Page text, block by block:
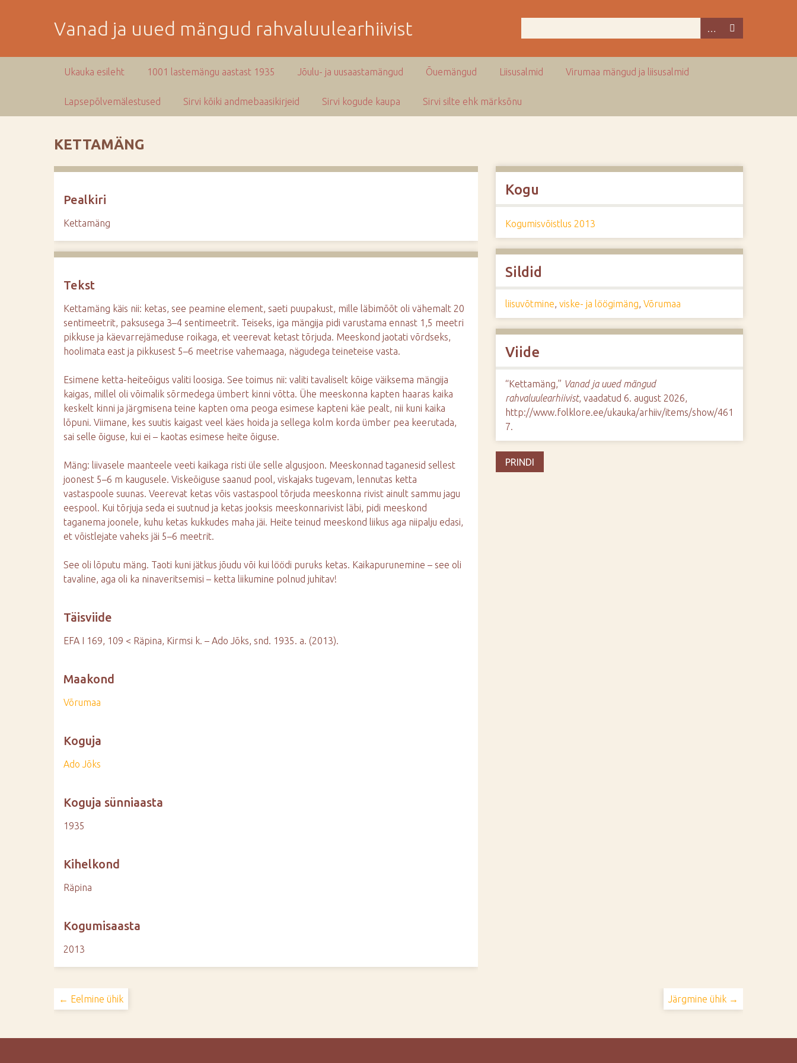
Vanad ja uued mängud rahvaluulearhiivist
Ukauka esileht 1001 lastemängu aastast 1935 Jõulu- ja uusaastamängud Õuemängud Liisusalmid Virumaa mängud ja liisusalmid
Lapsepõlvemälestused Sirvi kõiki andmebaasikirjeid Sirvi kogude kaupa Sirvi silte ehk märksõnu
KETTAMÄNG
Pealkiri
Kettamäng
Tekst
Kettamäng käis nii: ketas, see peamine element, saeti puupakust, mille läbimõõt oli vähemalt 20
sentimeetrit, paksusega 3–4 sentimeetrit. Teiseks, iga mängija pidi varustama ennast 1,5 meetri
pikkuse ja käevarrejämeduse roikaga, et veerevat ketast tõrjuda. Meeskond jaotati võrdseks,
hoolimata east ja pikkusest 5–6 meetrise vahemaaga, nägudega teineteise vasta.
Esimene ketta-heiteõigus valiti loosiga. See toimus nii: valiti tavaliselt kõige väiksema mängija
kaigas, millel oli võimalik sõrmedega ümbert kinni võtta. Ühe meeskonna kapten haaras kaika
keskelt kinni ja järgmisena teine kapten oma peoga esimese kapteni käe pealt, nii kuni kaika
lõpuni. Viimane, kes suutis kaigast veel käes hoida ja sellega kolm korda ümber pea keerutada,
sai selle õiguse, kui ei – kaotas esimese heite õiguse.
Mäng: liivasele maanteele veeti kaikaga risti üle selle algusjoon. Meeskonnad taganesid sellest
joonest 5–6 m kaugusele. Viskeõiguse saanud pool, viskajaks tugevam, lennutas ketta
vastaspoole suunas. Veerevat ketas võis vastaspool tõrjuda meeskonna rivist ainult sammu jagu
eespool. Kui tõrjuja seda ei suutnud ja ketas jooksis meeskonnarivist läbi, pidi meeskond
taganema joonele, kuhu ketas kukkudes maha jäi. Heite teinud meeskond liikus aga niipalju edasi,
et võistlejate vaheks jäi 5–6 meetrit.
See oli lõputu mäng. Taoti kuni jätkus jõudu või kui löödi puruks ketas. Kaikapurunemine – see oli
tavaline, aga oli ka ninaveritsemisi – ketta liikumine polnud juhitav!
Täisviide
EFA I 169, 109 < Räpina, Kirmsi k. – Ado Jõks, snd. 1935. a. (2013).
Maakond
Võrumaa
Koguja
Ado Jõks
Koguja sünniaasta
1935
Kihelkond
Räpina
Kogumisaasta
2013
Kogu
Kogumisvõistlus 2013
Sildid
liisuvõtmine, viske- ja löögimäng, Võrumaa
Viide
“Kettamäng,” Vanad ja uued mängud
rahvaluulearhiivist, vaadatud 6. august 2026,
http://www.folklore.ee/ukauka/arhiiv/items/show/461
7.
PRINDI
← Eelmine ühik Järgmine ühik →